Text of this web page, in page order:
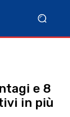
e 8
in più